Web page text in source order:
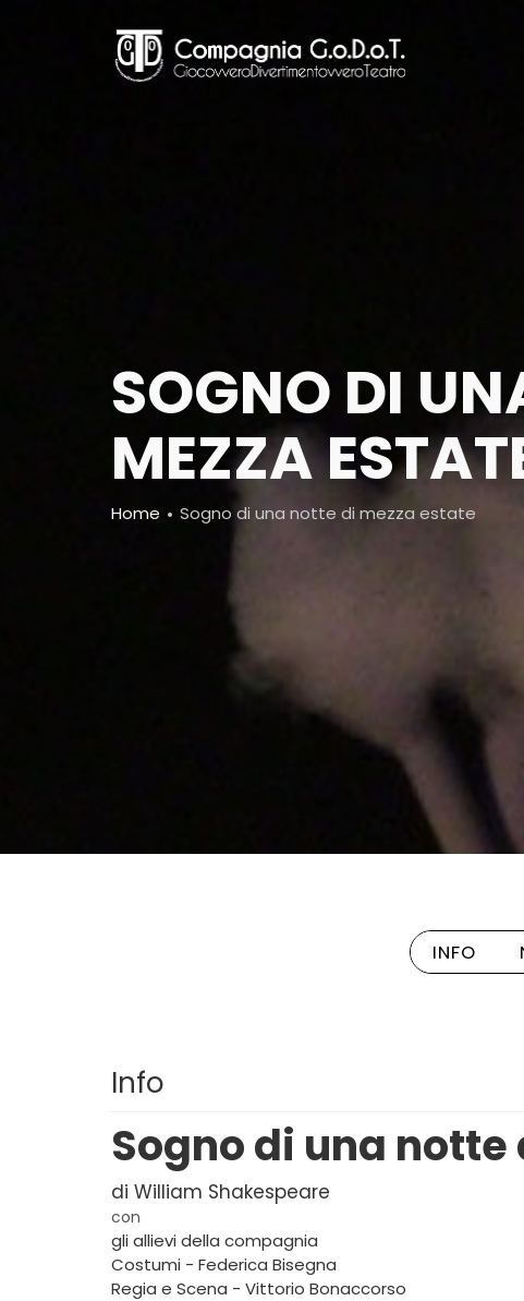
SOGNO DI
MEZZA
Breadcrumb
Home Sogno di una notte di mezza estate
INFO
Info
Sogno di una
di William Shakespeare
con
gli allievi della compagnia
Costumi - Federica Bisegna
Regia e Scena - Vittorio Bonaccorso